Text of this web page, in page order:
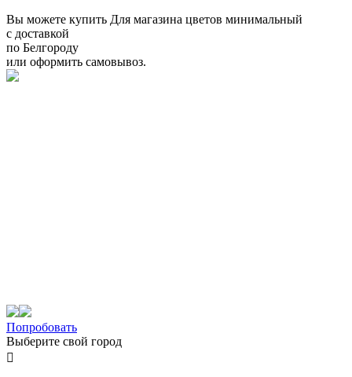
Вы можете купить Для магазина цветов минимальный
с доставкой
по Белгороду
или оформить самовывоз.
Попробовать
Выберите свой город
